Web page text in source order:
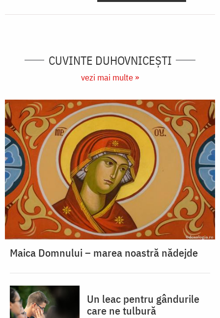
CUVINTE DUHOVNICEȘTI
vezi mai multe »
Maica Domnului – marea noastră nădejde
Un leac pentru gândurile
care ne tulbură